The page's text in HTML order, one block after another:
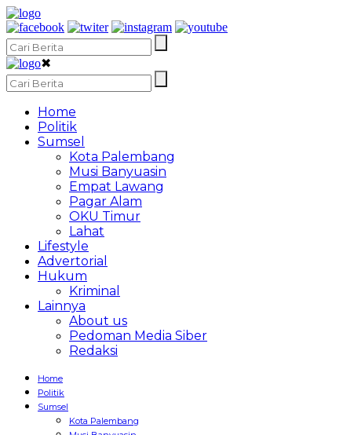
✖
Home
Politik
Sumsel
Kota Palembang
Musi Banyuasin
Empat Lawang
Pagar Alam
OKU Timur
Lahat
Lifestyle
Advertorial
Hukum
Kriminal
Lainnya
About us
Pedoman Media Siber
Redaksi
Home
Politik
Sumsel
Kota Palembang